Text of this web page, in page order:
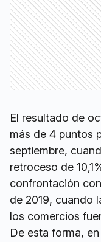
El resultado de
más de 4 puntos
septiembre,
retroceso de
confrontación
de 2019, cuando
los comercios
De esta forma,